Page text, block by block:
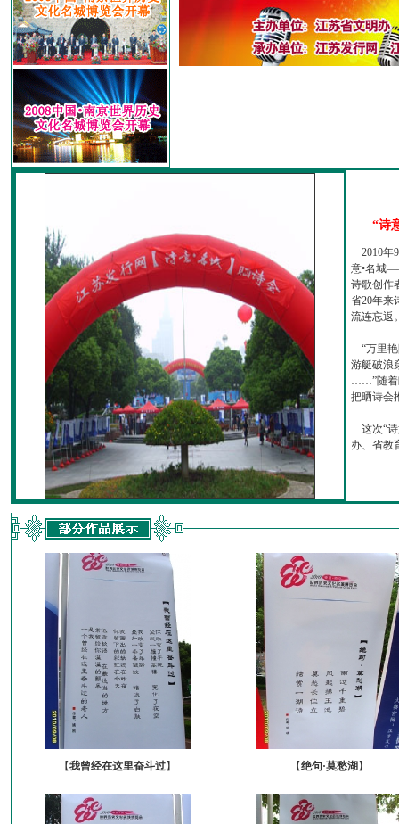
“诗
2010年
意•名城
诗歌创作
省20年来
流连忘返
“万里艳
游艇破浪
……”随着
把晒诗会
这次“诗
办、省教
【我曾经在这里奋斗过】 【绝句·莫愁湖 】